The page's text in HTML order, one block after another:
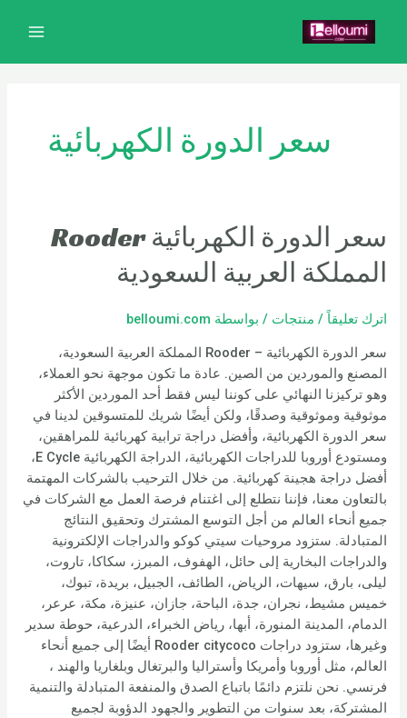
سعر الدورة الكهربائية
سعر الدورة الكهربائية Rooder
المملكة العربية السعودية
اترك تعليقاً / منتجات / بواسطة belloumi.com
سعر الدورة الكهربائية – Rooder المملكة العربية السعودية،
المصنع والموردين من الصين. عادة ما تكون موجهة نحو العملاء،
وهو تركيزنا النهائي على كوننا ليس فقط أحد الموردين الأكثر
موثوقية وموثوقية وصدقًا، ولكن أيضًا شريك للمتسوقين لدينا في
سعر الدورة الكهربائية، وأفضل دراجة ترابية كهربائية للمراهقين،
ومستودع أوروبا للدراجات الكهربائية، الدراجة الكهربائية E Cycle،
أفضل دراجة هجينة كهربائية. من خلال الترحيب بالشركات المهتمة
بالتعاون معنا، فإننا نتطلع إلى اغتنام فرصة العمل مع الشركات في
جميع أنحاء العالم من أجل التوسع المشترك وتحقيق النتائج
المتبادلة. ستزود مروحيات سيتي كوكو والدراجات الإلكترونية
والدراجات البخارية إلى حائل، الهفوف، المبرز، سكاكا، تاروت،
ليلى، بارق، سيهات، الرياض، الطائف، الجبيل، بريدة، تبوك،
خميس مشيط، نجران، جدة، الباحة، جازان، عنيزة، مكة، عرعر،
الدمام، المدينة المنورة، أبها، رياض الخبراء، الدرعية، حوطة سدير
وغيرها، ستزود دراجات Rooder citycoco أيضًا إلى جميع أنحاء
العالم، مثل أوروبا وأمريكا وأستراليا والبرتغال وبلغاريا والهند ،
فرنسي. نحن نلتزم دائمًا باتباع الصدق والمنفعة المتبادلة والتنمية
المشتركة، بعد سنوات من التطوير والجهود الدؤوبة لجميع